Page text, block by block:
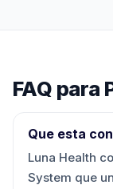
FAQ para
Que esta
Luna Health
System que